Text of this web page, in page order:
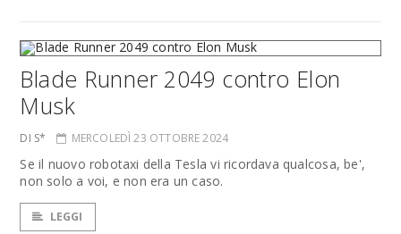
Blade Runner 2049 contro Elon
Musk
DI S* MERCOLEDÌ 23 OTTOBRE 2024
Se il nuovo robotaxi della Tesla vi ricordava qualcosa, be',
non solo a voi, e non era un caso.
LEGGI